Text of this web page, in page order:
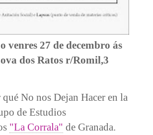
venres 27 de decembro ás
dos Ratos r/Romil,3
No nos Dejan Hacer en la
de Estudios
"La Corrala" de Granada.